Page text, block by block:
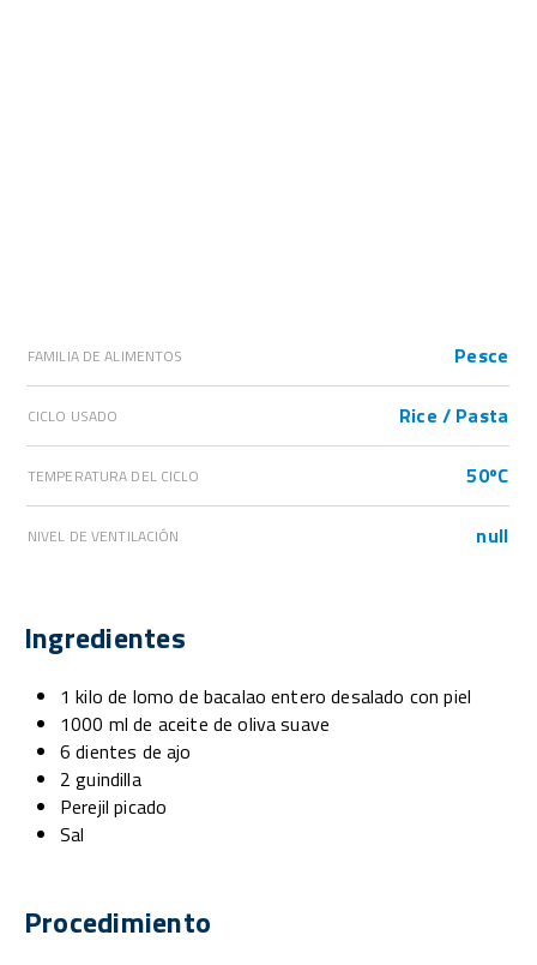
FAMILIA DE ALIMENTOS Pesce
CICLO USADO Rice / Pasta
TEMPERATURA DEL CICLO 50ºC
NIVEL DE VENTILACIÓN null
Ingredientes
1 kilo de lomo de bacalao entero desalado con piel
1000 ml de aceite de oliva suave
6 dientes de ajo
2 guindilla
Perejil picado
Sal
Procedimiento